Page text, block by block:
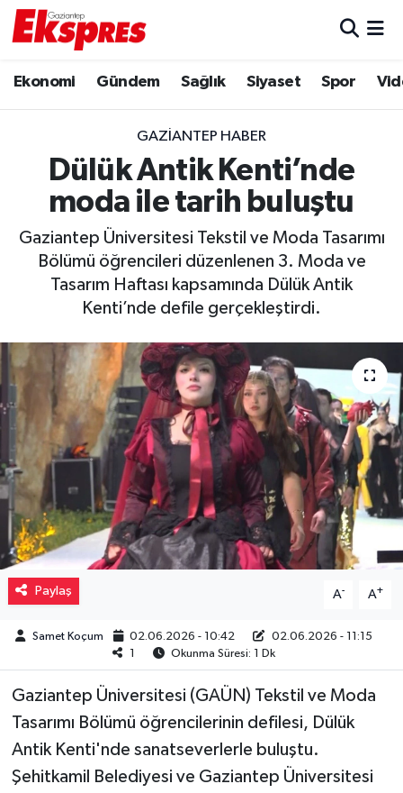
Ekonomi Gündem Sağlık Siyaset Spor
GAZIANTEP HABER
Dülük Antik Kenti’nde
moda ile tarih buluştu
Gaziantep Üniversitesi Tekstil ve Moda Tasarımı
Bölümü öğrencileri düzenlenen 3. Moda ve
Tasarım Haftası kapsamında Dülük Antik
Kenti’nde defile gerçekleştirdi.
Paylaş A- A+
Samet Koçum 02.06.2026 - 10:42
02.06.2026 - 11:15
1
Okunma Süresi: 1 Dk
Gaziantep Üniversitesi (GAÜN) Tekstil ve Moda
Tasarımı Bölümü öğrencilerinin defilesi, Dülük
Antik Kenti'nde sanatseverlerle buluştu.
Şehitkamil Belediyesi ve Gaziantep Üniversitesi
Ekonomi
Gaziantep son dakika
Genel
Gündem
Haberler
Kültür Sanat
Magazin
Müzik
Piyasa
Resmi İlanlar
Sağlık
Teknoloji
Trafik Durumu
Puan Durumu ve Fikstür
Tüm Manşetler
Son Dakika Haberleri
Haber Arşivi